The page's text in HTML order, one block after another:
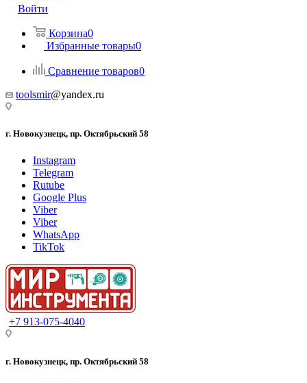
Войти
Корзина0
Избранные товары0
Сравнение товаров0
toolsmir@yandex.ru
г. Новокузнецк, пр. Октябрьский 58
Instagram
Telegram
Rutube
Google Plus
Viber
Viber
WhatsApp
TikTok
+7 913-075-4040
г. Новокузнецк, пр. Октябрьский 58